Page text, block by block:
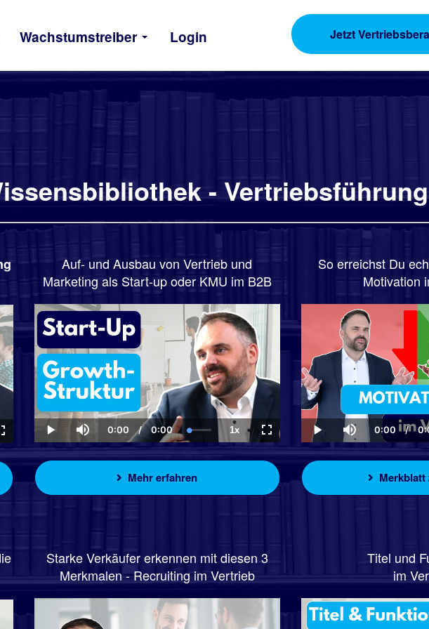
Wachstumstreiber Login Jetzt
- Vertriebsführung
Fullscreen
Auf- und Ausbau von Vertrieb und
Marketing als Start-up oder KMU im B2B
Play Mute
Current
Time
0:00 / Duration
0:00 Loaded
0.00%
1xPlayback
Rate
Fullscreen
Mehr erfahren
So erreichst Du
Motivation
Play Mute
Current
Time
0:00 /
Merkblatt
Starke Verkäufer erkennen mit diesen 3
Merkmalen - Recruiting im Vertrieb
Titel und
im